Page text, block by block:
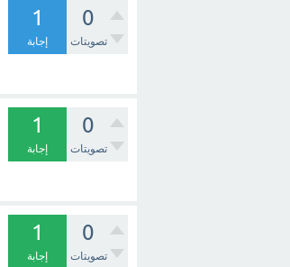
0
تصويتات
1
إجابة
0
تصويتات
1
إجابة
0
تصويتات
1
إجابة